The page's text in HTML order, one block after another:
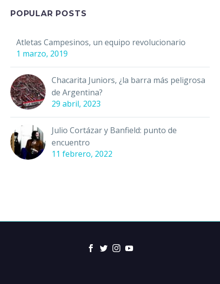
POPULAR POSTS
Atletas Campesinos, un equipo revolucionario
1 marzo, 2019
Chacarita Juniors, ¿la barra más peligrosa
de Argentina?
29 abril, 2023
Julio Cortázar y Banfield: punto de
encuentro
11 febrero, 2022